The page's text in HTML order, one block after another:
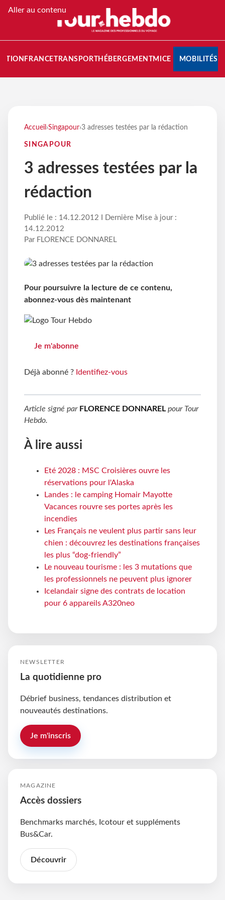
Aller au contenu
FRANCETRANSPORT HÉBERGEMENTMICE MOBILITÉS
Accueil ›Singapour›3 adresses testées par la rédaction
SINGAPOUR
3 adresses testées par la
rédaction
Publié le : 14.12.2012 I Dernière Mise à jour :
14.12.2012
Par FLORENCE DONNAREL
Pour poursuivre la lecture de ce contenu,
abonnez-vous dès maintenant
Je m'abonne
Déjà abonné ? Identifiez-vous
Article signé par FLORENCE DONNAREL pour Tour
Hebdo.
À lire aussi
Eté 2028 : MSC Croisières ouvre les
réservations pour l'Alaska
Landes : le camping Homair Mayotte
Vacances rouvre ses portes après les
incendies
Les Français ne veulent plus partir sans leur
chien : découvrez les destinations françaises
les plus “dog-friendly”
Le nouveau tourisme : les 3 mutations que
les professionnels ne peuvent plus ignorer
Icelandair signe des contrats de location
pour 6 appareils A320neo
NEWSLETTER
La quotidienne pro
Débrief business, tendances distribution et
nouveautés destinations.
Je m'inscris
MAGAZINE
Accès dossiers
Benchmarks marchés, Icotour et suppléments
Bus&Car.
Découvrir